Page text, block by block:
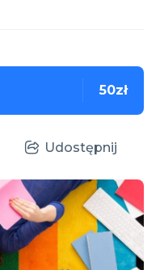
50zł
Udostępnij